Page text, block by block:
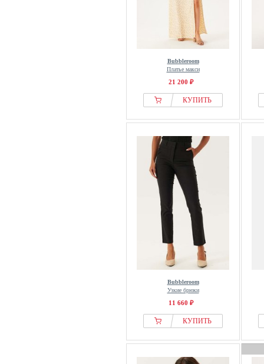
Bubbleroom
Платье макси
21 200 ₽
КУПИТЬ
Bubbleroom
Узкие брюки
11 660 ₽
КУПИТЬ